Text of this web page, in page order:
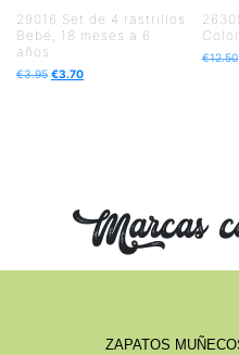
29016 Set de 4 rastrillos
Bebé, 18 meses a 6
años.
€3.95 €3.70
€12.50
Marcas
ZAPATOS